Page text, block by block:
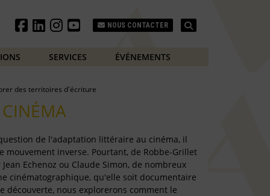
NOUS CONTACTER
SERVICES ÉVÉNEMENTS
des territoires d'écriture
CINÉMA
de l'adaptation littéraire au cinéma, il
mouvement inverse. Pourtant, de Robbe-Grillet
Echenoz ou Claude Simon, de nombreux
cinématographique, qu'elle soit documentaire
découverte, nous explorerons comment le